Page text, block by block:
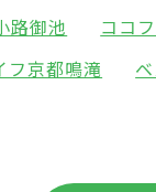
路御池 ココ
フ京都鳴滝